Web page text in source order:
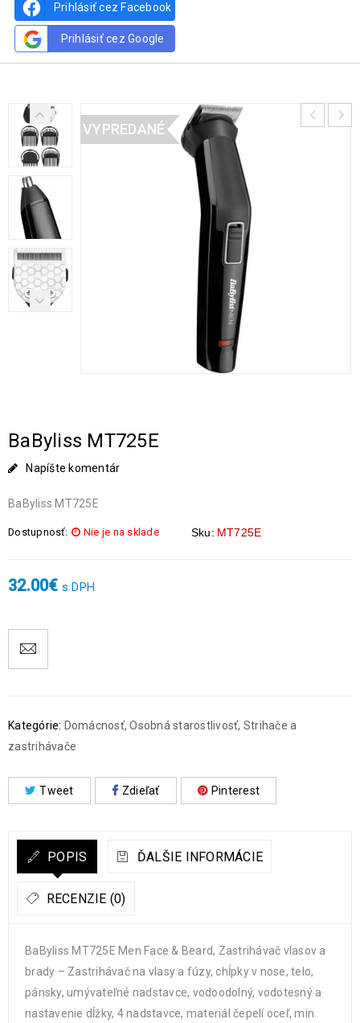
Prihlásiť cez Facebook
Prihlásiť cez Google
VYPREDANÉ
BaByliss MT725E
Napíšte komentár
BaByliss MT725E
Dostupnosť: Nie je na sklade Sku: MT725E
32.00€ s DPH
Kategórie: Domácnosť,Osobná starostlivosť, Strihače a
zastrihávače
Tweet Zdieľať Pinterest
POPIS ĎALŠIE INFORMÁCIE
RECENZIE (0)
BaByliss MT725E Men Face & Beard, Zastrihávač vlasov a
brady – Zastrihávač na vlasy a fúzy, chĺpky v nose, telo,
pánsky, umývateľné nadstavce, vodoodolný, vodotesný a
nastavenie dĺžky, 4 nadstavce, materiál čepelí oceľ, min.